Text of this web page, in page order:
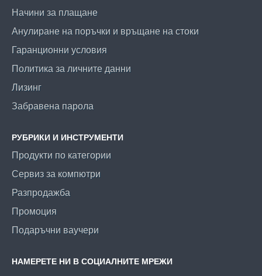
Начини за плащане
Анулиране на поръчки и връщане на стоки
Гаранционни условия
Политика за личните данни
Лизинг
Забравена парола
РУБРИКИ И ИНСТРУМЕНТИ
Продукти по категории
Сервиз за компютри
Разпродажба
Промоция
Подаръчни ваучери
НАМЕРЕТЕ НИ В СОЦИАЛНИТЕ МРЕЖИ